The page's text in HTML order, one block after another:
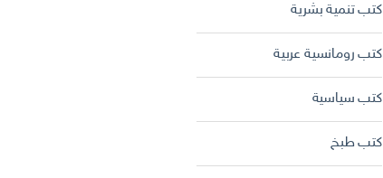
كتب تنمية بشرية
كتب رومانسية عربية
كتب سياسية
كتب طبخ